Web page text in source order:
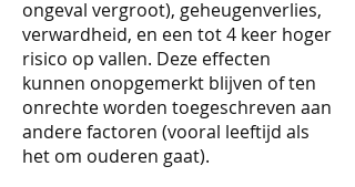
ongeval vergroot), geheugenverlies,
verwardheid, en een tot 4 keer hoger
risico op vallen. Deze effecten
kunnen onopgemerkt blijven of ten
onrechte worden toegeschreven aan
andere factoren (vooral leeftijd als
het om ouderen gaat).